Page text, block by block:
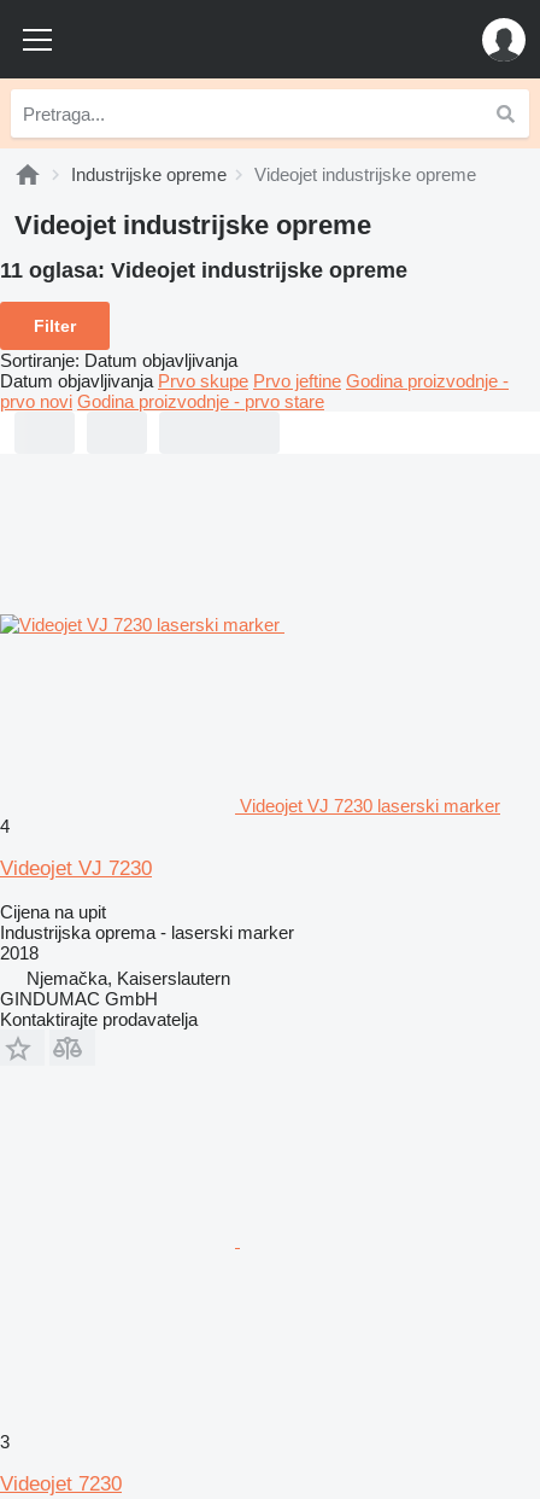
Industrijske opreme Videojet industrijske opreme
Videojet industrijske opreme
11 oglasa: Videojet industrijske opreme
Filter
Sortiranje: Datum objavljivanja
Datum objavljivanja Prvo skupe Prvo jeftine Godina proizvodnje -
prvo novi Godina proizvodnje - prvo stare
Videojet VJ 7230 laserski marker
4
Videojet VJ 7230
Cijena na upit
Industrijska oprema - laserski marker
2018
Njemačka, Kaiserslautern
GINDUMAC GmbH
Kontaktirajte prodavatelja
3
Videojet 7230